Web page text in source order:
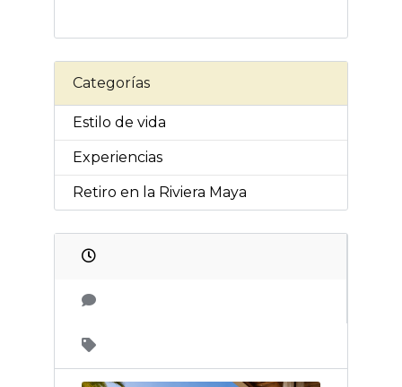
Categorías
Estilo de vida
Experiencias
Retiro en la Riviera Maya